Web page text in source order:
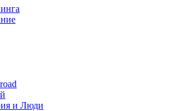
и Люди